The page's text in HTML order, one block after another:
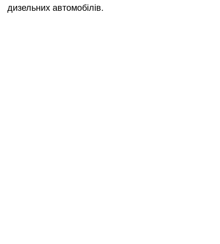
дизельних автомобілів.